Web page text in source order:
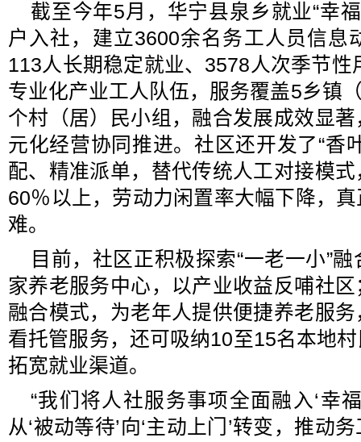
截至今年5月，华宁县泉乡就业“幸
户入社，建立3600余名务工人员信息
113人长期稳定就业、3578人次季节
专业化产业工人队伍，服务覆盖5乡镇
个村（居）民小组，融合发展成效显
元化经营协同推进。社区还开发了“香
配、精准派单，替代传统人工对接模
60％以上，劳动力闲置率大幅下降，
难。
目前，社区正积极探索“一老一小”
家养老服务中心，以产业收益反哺社
融合模式，为老年人提供便捷养老服
看托管服务，还可吸纳10至15名本地
拓宽就业渠道。
“我们将人社服务事项全面融入‘幸
从‘被动等待’向‘主动上门’转变，推动务